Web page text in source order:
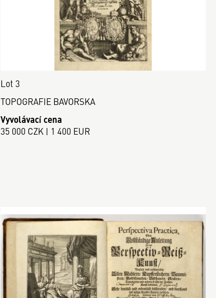
Lot 3
TOPOGRAFIE BAVORSKA
Vyvolávací cena
35 000 CZK | 1 400 EUR